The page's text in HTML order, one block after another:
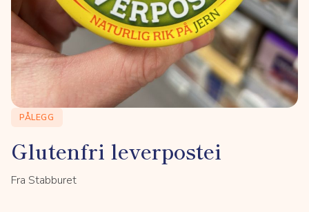
PÅLEGG
Glutenfri leverpostei
Fra Stabburet